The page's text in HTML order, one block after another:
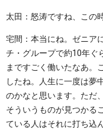
太田：怒涛ですね、この
宅間：本当にね。ゼニア
チ・グループで約10年ぐ
まですごく働いたなあ。
したね。人生に一度は夢
のかなと思います。ただ
そういうものが見つかる
ている人はそれに打ち込